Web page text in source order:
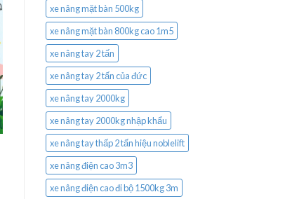
xe nâng mặt bàn 500kg
xe nâng mặt bàn 800kg cao 1m5
xe nâng tay 2 tấn
xe nâng tay 2 tấn của đức
xe nâng tay 2000kg
xe nâng tay 2000kg nhập khẩu
xe nâng tay thấp 2 tấn hiệu noblelift
xe nâng điện cao 3m3
xe nâng điện cao đi bộ 1500kg 3m